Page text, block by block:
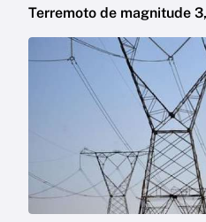
Terremoto de magnitude